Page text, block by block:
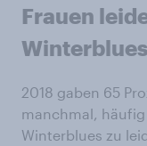
Frauen
2018 gaben 65
manchmal,
Winterblues zu